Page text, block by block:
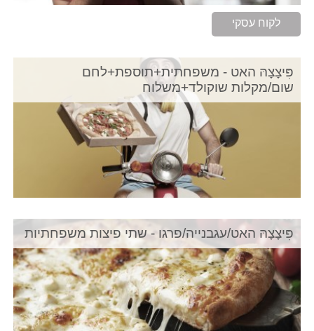
לקוח עסקי
פִּיצָצָהּ האט - משפחתית+תוספת+לחם
שום/מקלות שוקולד+משלוח
פִּיצָצָהּ האט/עגבנייה/פרגו - שתי פיצות משפחתיות